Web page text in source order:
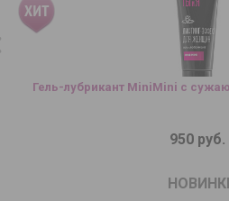
Гель-лубрикант MiniMini с
950 руб.